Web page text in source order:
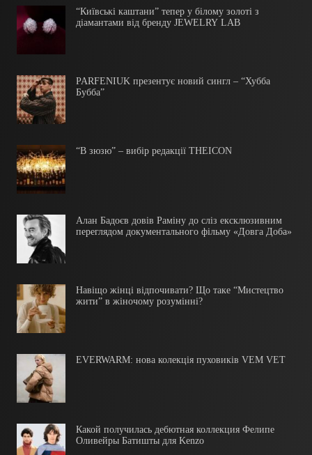
“Київські каштани” тепер у білому золоті з
діамантами від бренду JEWELRY LAB
PARFENIUK презентує новий сингл – “Хубба
Бубба”
“В зюзю” – вибір редакції THEICON
Алан Бадоєв довів Раміну до сліз ексклюзивним
переглядом документального фільму «Довга Доба»
Навіщо жінці відпочивати? Що таке “Мистецтво
жити” в жіночому розумінні?
EVERWARM: нова колекція пуховиків VEM VET
Какой получилась дебютная коллекция Фелипе
Оливейры Батишты для Kenzo